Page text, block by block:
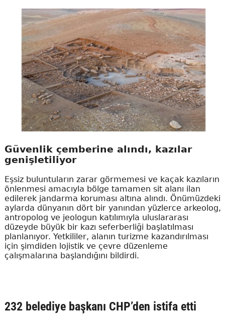
Güvenlik çemberine alındı, kazılar
genişletiliyor
Eşsiz buluntuların zarar görmemesi ve kaçak kazıların
önlenmesi amacıyla bölge tamamen sit alanı ilan
edilerek jandarma koruması altına alındı. Önümüzdeki
aylarda dünyanın dört bir yanından yüzlerce arkeolog,
antropolog ve jeologun katılımıyla uluslararası
düzeyde büyük bir kazı seferberliği başlatılması
planlanıyor. Yetkililer, alanın turizme kazandırılması
için şimdiden lojistik ve çevre düzenleme
çalışmalarına başlandığını bildirdi.
232 belediye başkanı CHP’den istifa etti